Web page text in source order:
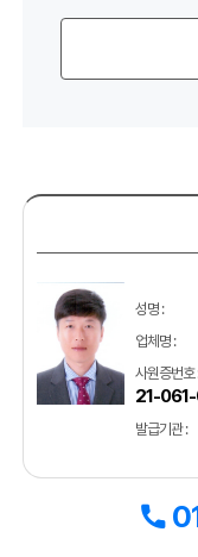
성명 :
업체명 :
사원증번호 :
21-
발급기관 :